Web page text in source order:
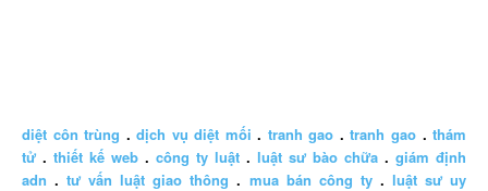
diệt côn trùng .dịch vụ diệt mối . tranh gao .tranh gao .thám
tử . thiết kế web . công ty luật . luật sư bào chữa . giám định
adn .tư vấn luật giao thông . mua bán công ty. luật sư uy